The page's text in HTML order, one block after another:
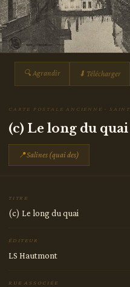
🔍 Agrandir ⬇ Télécharger
CARTE POSTALE ANCIENNE ·
(c) Le long du quai
📍Salines (quai des)
TITRE
(c) Le long du quai
ÉDITEUR
LS Hautmont
RUE ASSOCIÉE